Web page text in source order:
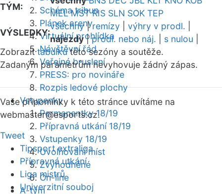
Schéma tribun
Plánek areny
Virtuální prohlídka
Návštěvní řád
Veřejné bruslení
PRESS: pro novináře
Rozpis ledové plochy
Vstupenky
Permanentky 18/19
Přípravná utkání 18/19
Vstupenky 18/19
Uvolňování míst
Zvýhodněné
On-line
A-tým
TÝM:
MEL MST RIS SLN SOK TEP
VÝSLEDKY:
všechny|remízy výhry v prodl.
nájezdy|prodl. nebo náj. s nulou
Zobrazittabulkutéto sezóny a soutěže.
Zadaným parametrům nevyhovuje žádný zápas.
Vaše připomínky k této stránce uvítáme na
webmaster@esports.cz.
Tweet
Tipsport extraliga
Přípravná utkání
Liga mistrů
Univerzitní souboj